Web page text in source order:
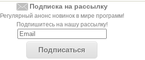
Подписка на рассылку
Регулярный анонс новинок в мире программ!
Подпишитесь на нашу рассылку!
Подписаться